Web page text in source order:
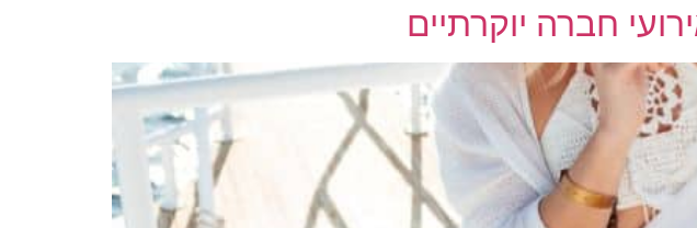
חברה יוקרתיים